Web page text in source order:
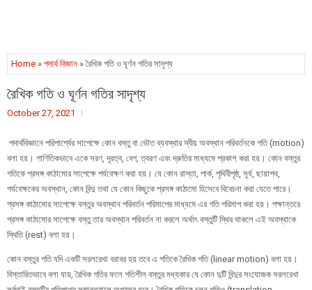
Home » পদার্থ বিজ্ঞান » রৈখিক গতি ও ঘূর্ণন গতির সাদৃশ্য
রৈখিক গতি ও ঘূর্ণন গতির সাদৃশ্য
October 27, 2021
পদার্থবিজ্ঞানে পরিপার্শ্বের সাপেক্ষে কোন বস্তু বা ভৌত ব্যবস্থার স্বীয় অবস্থান পরিবর্তনকে গতি (motion)
বলা হয়। গাণিতিকভাবে একে সরণ, দূরত্ব, বেগ, ত্বরণ এবং দ্রুতির মাধ্যমে প্রকাশ করা হয়। কোন বস্তুর
গতিকে প্রসঙ্গ কাঠামোর সাপেক্ষে পর্যবেক্ষণ করা হয়। যে কোন রাস্তা, পার্ক, পৃথিবীপৃষ্ঠ, সূর্য, ছায়াপথ,
পর্যবেক্ষকের অবস্থান, কোন বিন্দু তথা যে কোন কিছুকে প্রসঙ্গ কাঠামো হিসেবে বিবেচনা করা যেতে পারে।
প্রসঙ্গ কাঠামোর সাপেক্ষে বস্তুর অবস্থান পরিবর্তন পরিমাপের মাধ্যমে এর গতি পরিমাপ করা হয়। পক্ষান্তরে
প্রসঙ্গ কাঠামোর সাপেক্ষে বস্তু তার অবস্থান পরিবর্তন না করলে অর্থাৎ বস্তুটি স্থির থাকলে এই অবস্থাকে
স্থিতি (rest) বলা হয়।
কোন বস্তুর গতি যদি একটি সরলরেখা বরাবর হয় তবে এ গতিকে রৈখিক গতি (linear motion) বলা হয়।
বিস্তারিতভাবে বলা যায়, রৈখিক গতির ফলে গতিশীল বস্তুর মধ্যকার যে কোন দুটি বিন্দুর সংযোজক সরলরেখা